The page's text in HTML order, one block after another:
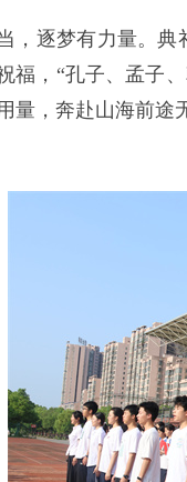
，逐梦有力量。
福，“孔子、孟子
量，奔赴山海前途